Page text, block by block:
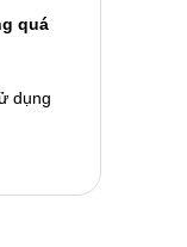
quá
dụng